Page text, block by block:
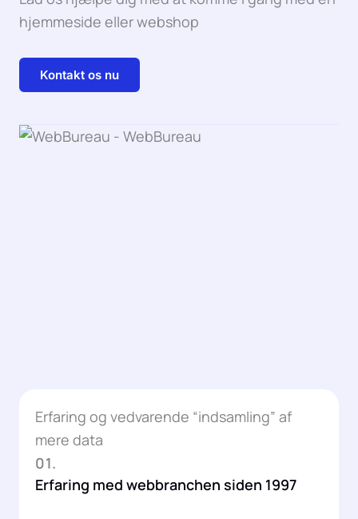
hjemmeside eller webshop
Kontakt os nu
Erfaring og vedvarende “indsamling” af
mere data
01.
Erfaring med webbranchen siden 1997